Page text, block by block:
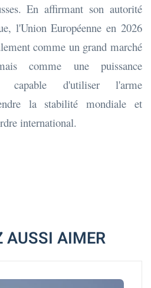
En affirmant son autorité
l'Union Européenne en 2026
comme un grand marché
comme une puissance
capable d'utiliser l'arme
la stabilité mondiale et
international.
AUSSI AIMER